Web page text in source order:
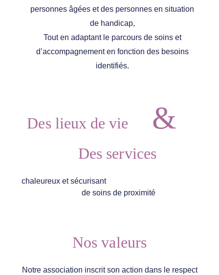
personnes âgées et des personnes en situation
de handicap,
Tout en adaptant le parcours de soins et
d’accompagnement en fonction des besoins
identifiés.
Des lieux de vie &
Des services
chaleureux et sécurisant
de soins de proximité
Nos valeurs
Notre association inscrit son action dans le respect